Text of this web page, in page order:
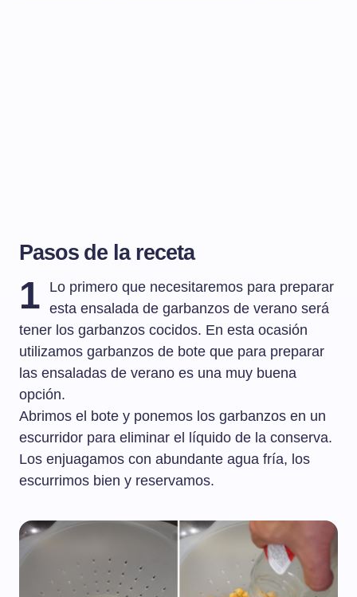
Pasos de la receta
1
Lo primero que necesitaremos para preparar
esta ensalada de garbanzos de verano será
tener los garbanzos cocidos. En esta ocasión
utilizamos garbanzos de bote que para preparar
las ensaladas de verano es una muy buena
opción.
Abrimos el bote y ponemos los garbanzos en un
escurridor para eliminar el líquido de la conserva.
Los enjuagamos con abundante agua fría, los
escurrimos bien y reservamos.